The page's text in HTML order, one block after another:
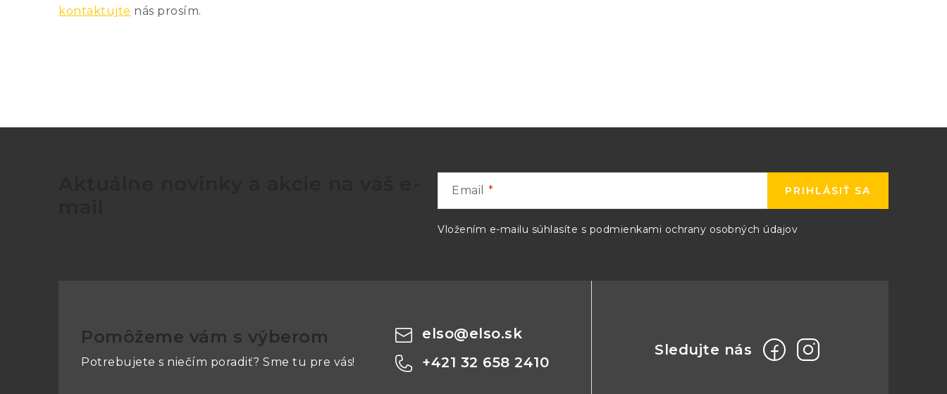
kontaktujte nás prosím.
Email
Vložením e-mailu súhlasíte s podmienkami ochrany osobných údajov
PRIHLÁSIŤ SA
Pomôžeme vám s výberom
Potrebujete s niečím poradiť? Sme tu pre vás!
elso@elso.sk
+421 32 658 2410